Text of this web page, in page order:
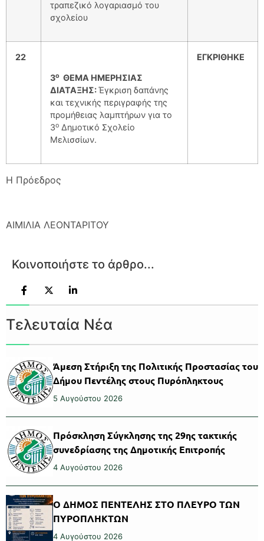
τραπεζικό λογαριασμό του
σχολείου
22
3ο ΘΕΜΑ ΗΜΕΡΗΣΙΑΣ
ΔΙΑΤΑΞΗΣ:Έγκριση δαπάνης
και τεχνικής περιγραφής της
προμήθειας λαμπτήρων για το
3ο Δημοτικό Σχολείο
Μελισσίων.
ΕΓΚΡΙΘΗΚΕ
Η Πρόεδρος
ΑΙΜΙΛΙΑ ΛΕΟΝΤΑΡΙΤΟΥ
Κοινοποιήστε το άρθρο...
Τελευταία Νέα
Άμεση Στήριξη της Πολιτικής Προστασίας του
Δήμου Πεντέλης στους Πυρόπληκτους
5 Αυγούστου 2026
Πρόσκληση Σύγκλησης της 29ης τακτικής
συνεδρίασης της Δημοτικής Επιτροπής
4 Αυγούστου 2026
Ο ΔΗΜΟΣ ΠΕΝΤΕΛΗΣ ΣΤΟ ΠΛΕΥΡΟ ΤΩΝ
ΠΥΡΟΠΛΗΚΤΩΝ
4 Αυγούστου 2026